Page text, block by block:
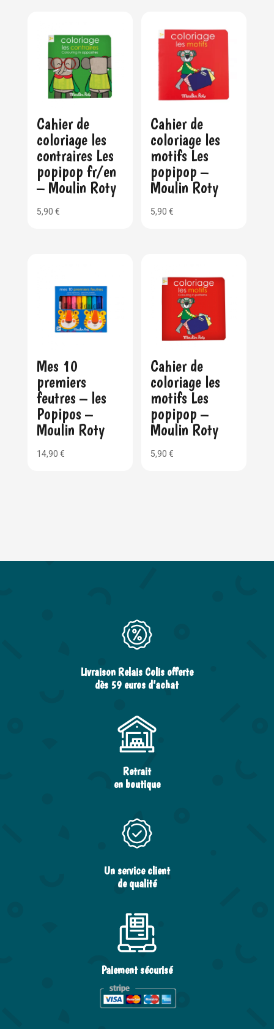
Cahier de
coloriage les
contraires Les
popipop fr/en
– Moulin Roty
5,90 €
Cahier de
coloriage les
motifs Les
popipop –
Moulin Roty
5,90€
Mes 10
premiers
feutres – les
Popipos –
Moulin Roty
14,90 €
Cahier de
coloriage les
motifs Les
popipop –
Moulin Roty
5,90€
Livraison Relais Colis offerte
dès 59 euros d’achat
Retrait
en boutique
Un service client
de qualité
Paiement sécurisé